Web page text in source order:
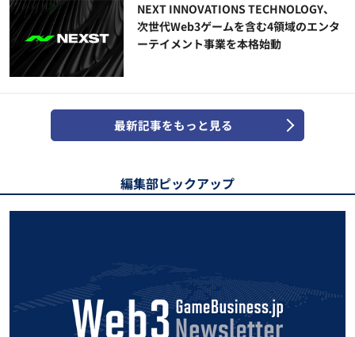
NEXT INNOVATIONS TECHNOLOGY、
次世代Web3ゲームを含む4領域のエンタ
ーテイメント事業を本格始動
最新記事をもっと見る
編集部ピックアップ